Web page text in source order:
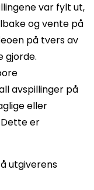
var fylt ut,
og vente på
på tvers av
gjorde.
avspillinger på
eller
er
utgiverens